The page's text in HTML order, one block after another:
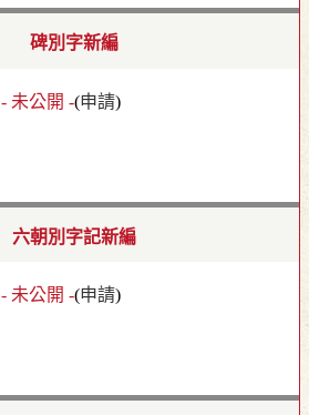
碑別字新編
- 未公開 -(申請)
六朝別字記新編
- 未公開 -(申請)